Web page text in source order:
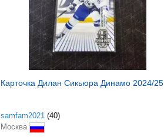
Карточка Дилан Сикьюра Динамо 2024/25
samfam2021 (40)
Москва